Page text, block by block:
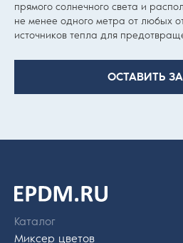
прямого солнечного света и
не менее одного метра от любых
источников тепла для
ОСТАВИТЬ
На главную
страницу
Каталог
Миксер цветов